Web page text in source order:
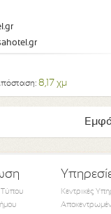
8,17 χμ
Τύπου
Κεντρικές